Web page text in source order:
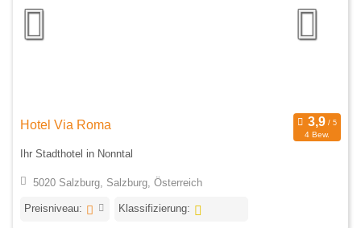
Hotel Via Roma
4 Bew.
Ihr Stadthotel in Nonntal
5020 Salzburg, Salzburg, Österreich
Preisniveau: Klassifizierung: